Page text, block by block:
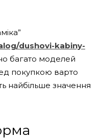
dushovi-kabiny-
багато моделей
покупкою варто
найбільше значення